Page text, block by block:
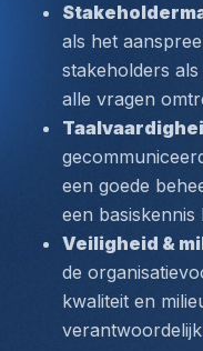
als het
stakeholders
alle vragen
een goede
een basiskennis
Veiligheid &
de
kwaliteit en